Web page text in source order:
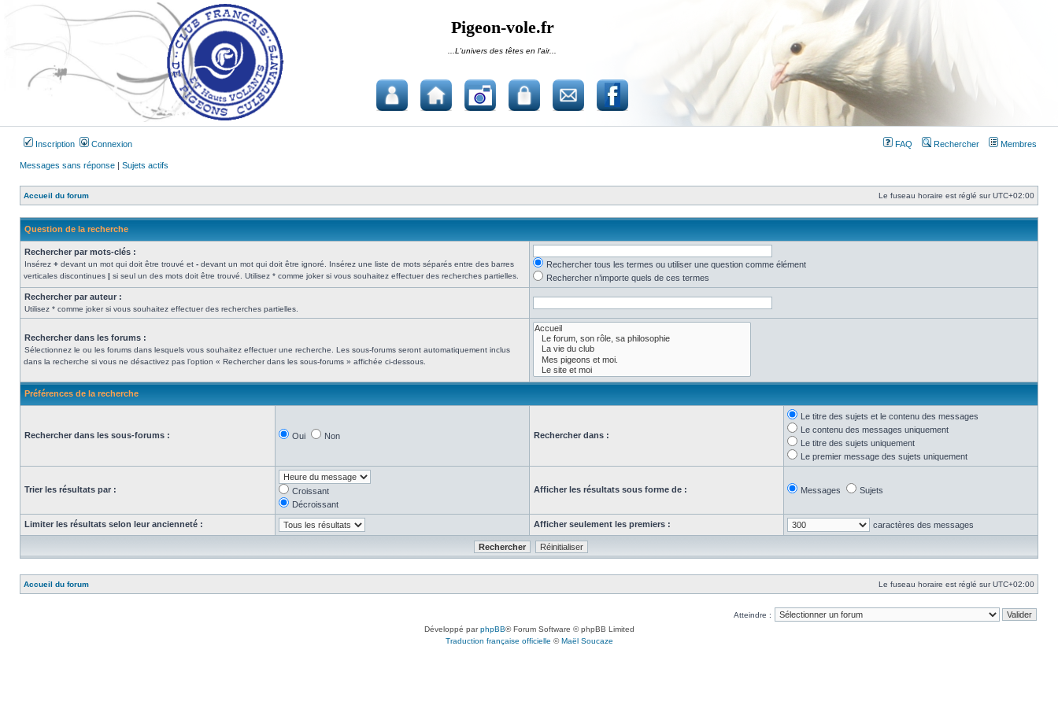
Pigeon-vole.fr
...L'univers des têtes en l'air...
Inscription Connexion FAQ Rechercher Membres
Messages sans réponse | Sujets actifs
Accueil du forum Le fuseau horaire est réglé surUTC+02:00
Question de la recherche
Rechercher par mots-clés :
Insérez + devant un mot qui doit être trouvé et - devant un mot qui doit être ignoré. Insérez une liste de mots séparés entre des barres
verticales discontinues | si seul un des mots doit être trouvé. Utilisez * comme joker si vous souhaitez effectuer des recherches partielles.
Rechercher tous les termes ou utiliser une question comme élément
Rechercher n’importe quels de ces termes
Rechercher par auteur :
Utilisez * comme joker si vous souhaitez effectuer des recherches partielles.
Rechercher dans les forums :
Sélectionnez le ou les forums dans lesquels vous souhaitez effectuer une recherche. Les sous-forums seront automatiquement inclus
dans la recherche si vous ne désactivez pas l’option « Rechercher dans les sous-forums » affichée ci-dessous.
Préférences de la recherche
Rechercher dans les sous-forums : Oui Non Rechercher dans :
Le titre des sujets et le contenu des messages
Le contenu des messages uniquement
Le titre des sujets uniquement
Le premier message des sujets uniquement
Trier les résultats par :
Croissant
Décroissant
Afficher les résultats sous forme de : Messages Sujets
Limiter les résultats selon leur ancienneté : Afficher seulement les premiers : caractères des messages
Accueil du forum Le fuseau horaire est réglé surUTC+02:00
Atteindre :
Développé parphpBB® Forum Software © phpBB Limited
Traduction française officielle ©Maël Soucaze